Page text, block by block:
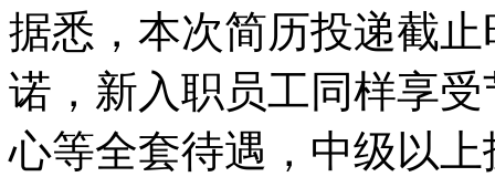
据悉，本次简历投递截止
诺，新入职员工同样享
心等全套待遇，中级以